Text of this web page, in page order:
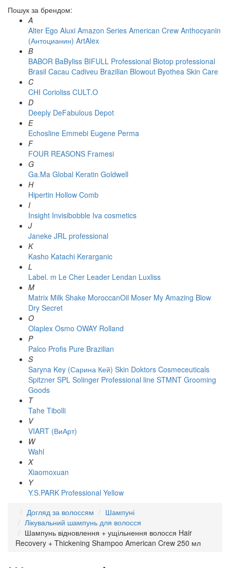
Пошук за брендом:
A
Alter Ego Aluxi Amazon Series American Crew Anthocyanin
(Антоцианин) ArtAlex
B
BABOR BaByliss BIFULL Professional Biotop professional
Brasil Cacau Сadiveu Brazilian Blowout Byothea Skin Care
C
CHI Corioliss CULT.O
D
Deeply DeFabulous Depot
E
Echosline Emmebi Eugene Perma
F
FOUR REASONS Framesi
G
Ga.Ma Global Keratin Goldwell
H
Hipertin Hollow Comb
I
Insight Invisibobble Iva cosmetics
J
Janeke JRL professional
K
Kasho Katachi Kerarganic
L
Label. m Le Cher Leader Lendan Luxliss
M
Matrix Milk Shake MoroccanOil Moser My Amazing Blow
Dry Secret
O
Olaplex Osmo OWAY Rolland
P
Palco Profis Pure Brazilian
S
Saryna Key (Сарина Кей) Skin Doktors Cosmeceuticals
Spitzner SPL Solinger Professional line STMNT Grooming
Goods
T
Tahe Tibolli
V
VIART (ВиАрт)
W
Wahl
X
Xiaomoxuan
Y
Y.S.PARK Professional Yellow
Догляд за волоссям
Шампуні
Лікувальний шампунь для волосся
Шампунь відновлення + ущільнення волосся Hair
Recovery + Thickening Shampoo American Crew 250 мл